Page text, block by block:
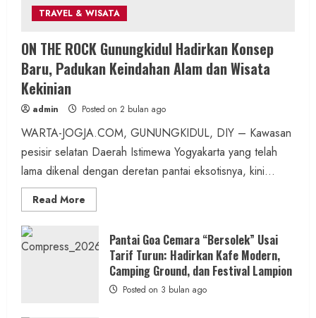
Berita Daerah SOSIAL
Di Tengah Kemarau Panjang dan Kendala
PDAM, Aksi Sosial Wartajogja dan Donatur
Penuhi Kebutuhan Air Warga
admin Posted on 6 jam ago
Kesehatan
ASI Lancar, Ibu Tenang: RSUD Wonosari dan
Puskesmas Wonosari II Sediakan
Pendampingan Lengkap
TRAVEL & WISATA
ON THE ROCK Gunungkidul Hadirkan Konsep
Baru, Padukan Keindahan Alam dan Wisata
Kekinian
admin Posted on 2 bulan ago
WARTA-JOGJA.COM, GUNUNGKIDUL, DIY – Kawasan
pesisir selatan Daerah Istimewa Yogyakarta yang telah
lama dikenal dengan deretan pantai eksotisnya, kini...
Read More
more
THE
ROCK
Gunungkidul
Hadirkan
Konsep
Baru,
Padukan
Pantai Goa Cemara “Bersolek” Usai
Tarif Turun: Hadirkan Kafe Modern,
Camping Ground, dan Festival Lampion
Posted on 3 bulan ago